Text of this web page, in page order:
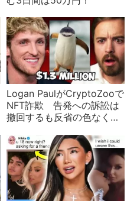
Logan PaulがCryptoZooで
NFT詐欺 告発への訴訟は
撤回するも反省の色なく動